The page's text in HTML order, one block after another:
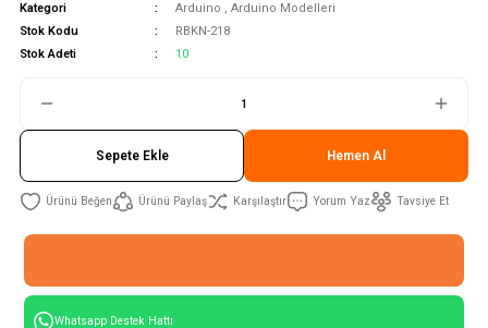
Kategori Arduino , Arduino Modelleri
Stok Kodu
RBKN-218
Stok Adeti
10
Sepete Ekle Hemen Al
Ürünü Paylaş Karşılaştır Yorum Yaz Tavsiye Et
Whatsapp Destek Hattı